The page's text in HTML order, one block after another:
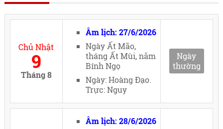
Chủ Nhật
9
Tháng 8
Âm lịch: 27/6/2026
Ngày Ất Mão,
tháng Ất Mùi, năm
Bính Ngọ
Ngày: Hoàng Đạo.
Trực: Nguy
Ngày
thường
Âm lịch: 28/6/2026